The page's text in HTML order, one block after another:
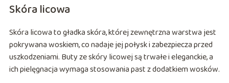
Skóra licowa
Skóra licowa to gładka skóra, której zewnętrzna warstwa jest
pokrywana woskiem, co nadaje jej połysk i zabezpiecza przed
uszkodzeniami. Buty ze skóry licowej są trwałe i eleganckie, a
ich pielęgnacja wymaga stosowania past z dodatkiem wosków.